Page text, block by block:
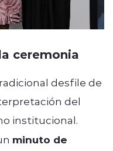
ceremonia
desfile de
del
institucional.
minuto de